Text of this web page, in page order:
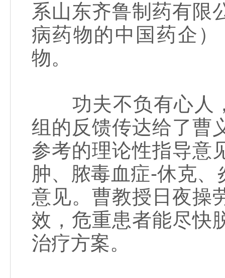
系山东齐鲁制药有限
病药物的中国药企
物。
功夫不负有心人，
组的反馈传达给了曹
参考的理论性指导意
肿、脓毒血症-休克
意见。曹教授日夜操
效，危重患者能尽快
治疗方案。